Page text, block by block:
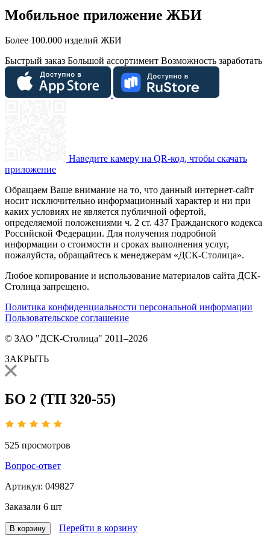
Мобильное приложение ЖБИ
Более 100.000 изделий ЖБИ
Быстрый заказ Большой ассортимент Возможность заработать
Наведите камеру на QR-код, чтобы скачать
приложение
Обращаем Ваше внимание на то, что данный интернет-сайт
носит исключительно информационный характер и ни при
каких условиях не является публичной офертой,
определяемой положениями ч. 2 ст. 437 Гражданского кодекса
Российской Федерации. Для получения подробной
информации о стоимости и сроках выполнения услуг,
пожалуйста, обращайтесь к менеджерам «ДСК-Столица».
Любое копирование и использование материалов сайта ДСК-
Столица запрещено.
Политика конфиденциальности персональной информации
Пользовательское соглашение
© ЗАО "ДСК-Столица" 2011–2026
ЗАКРЫТЬ
БО 2 (ТП 320-55)
525 просмотров
Вопрос-ответ
Артикул: 049827
Заказали 6 шт
В корзину Перейти в корзину